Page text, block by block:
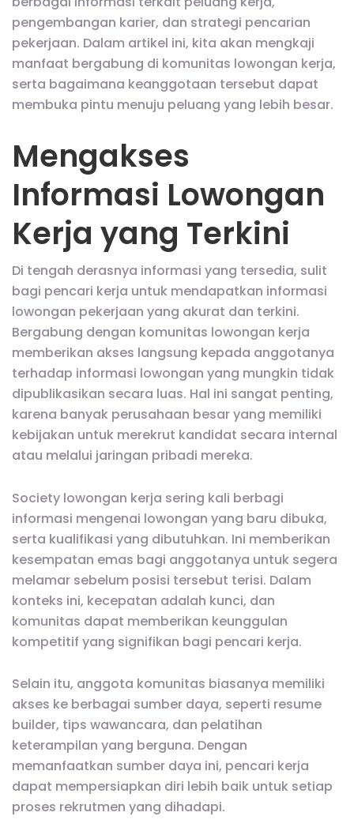
pengembangan karier, dan strategi pencarian
pekerjaan. Dalam artikel ini, kita akan mengkaji
manfaat bergabung di komunitas lowongan kerja,
serta bagaimana keanggotaan tersebut dapat
membuka pintu menuju peluang yang lebih besar.
Mengakses
Informasi Lowongan
Kerja yang Terkini
Di tengah derasnya informasi yang tersedia, sulit
bagi pencari kerja untuk mendapatkan informasi
lowongan pekerjaan yang akurat dan terkini.
Bergabung dengan komunitas lowongan kerja
memberikan akses langsung kepada anggotanya
terhadap informasi lowongan yang mungkin tidak
dipublikasikan secara luas. Hal ini sangat penting,
karena banyak perusahaan besar yang memiliki
kebijakan untuk merekrut kandidat secara internal
atau melalui jaringan pribadi mereka.
Society lowongan kerja sering kali berbagi
informasi mengenai lowongan yang baru dibuka,
serta kualifikasi yang dibutuhkan. Ini memberikan
kesempatan emas bagi anggotanya untuk segera
melamar sebelum posisi tersebut terisi. Dalam
konteks ini, kecepatan adalah kunci, dan
komunitas dapat memberikan keunggulan
kompetitif yang signifikan bagi pencari kerja.
Selain itu, anggota komunitas biasanya memiliki
akses ke berbagai sumber daya, seperti resume
builder, tips wawancara, dan pelatihan
keterampilan yang berguna. Dengan
memanfaatkan sumber daya ini, pencari kerja
dapat mempersiapkan diri lebih baik untuk setiap
proses rekrutmen yang dihadapi.